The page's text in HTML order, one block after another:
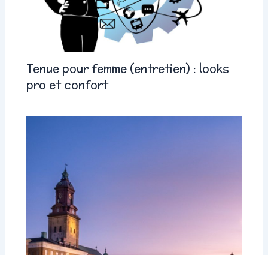
Tenue pour femme (entretien) : looks
pro et confort